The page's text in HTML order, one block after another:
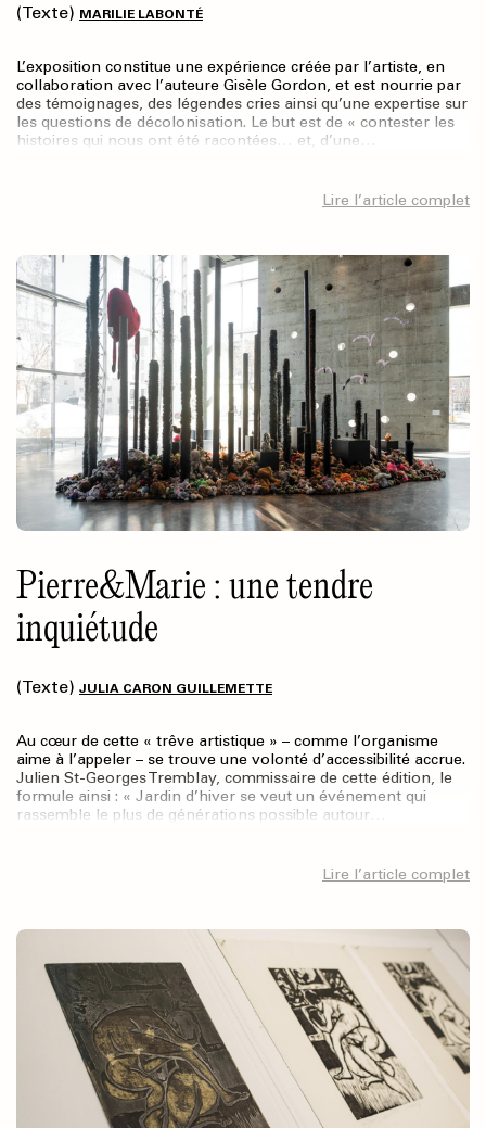
(Texte) MARILIE LABONTÉ
L’exposition constitue une expérience créée par l’artiste, en
collaboration avec l’auteure Gisèle Gordon, et est nourrie par
des témoignages, des légendes cries ainsi qu’une expertise sur
les questions de décolonisation. Le but est de « contester les
histoires qui nous ont été racontées… et, d’une…
Lire l’article complet
Pierre&Marie : une tendre
inquiétude
(Texte) JULIA CARON GUILLEMETTE
Au cœur de cette « trêve artistique » – comme l’organisme
aime à l’appeler – se trouve une volonté d’accessibilité accrue.
Julien St-Georges Tremblay, commissaire de cette édition, le
formule ainsi : « Jardin d’hiver se veut un événement qui
rassemble le plus de générations possible autour…
Lire l’article complet